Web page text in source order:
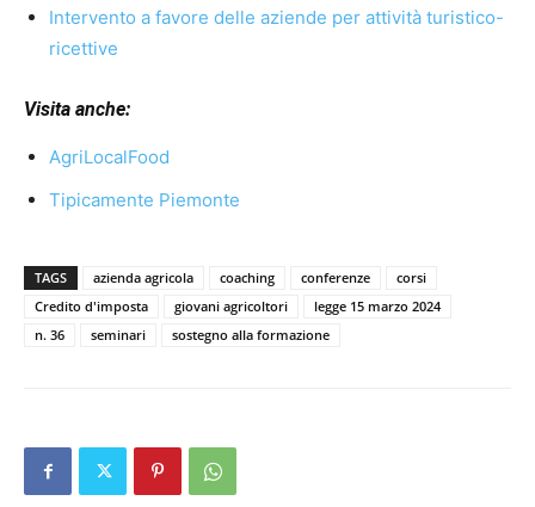
Intervento a favore delle aziende per attività turistico-
ricettive
Visita anche:
AgriLocalFood
Tipicamente Piemonte
TAGS azienda agricola coaching conferenze
corsi
Credito d'imposta
giovani agricoltori
legge 15 marzo 2024
n. 36
seminari sostegno alla formazione